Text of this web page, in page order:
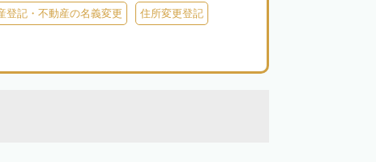
登記・不動産の名義変更 住所変更登記